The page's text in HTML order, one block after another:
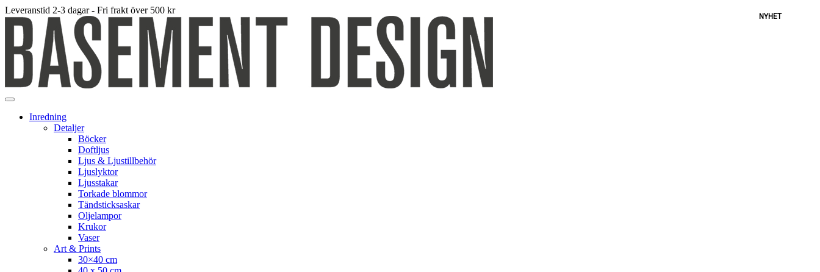
Leveranstid 2-3 dagar - Fri frakt över 500 kr
Inredning
Detaljer
Böcker
Doftljus
Ljus & Ljustillbehör
Ljuslyktor
Ljusstakar
Torkade blommor
Tändsticksaskar
Oljelampor
Krukor
Vaser
Art & Prints
30×40 cm
NYHET